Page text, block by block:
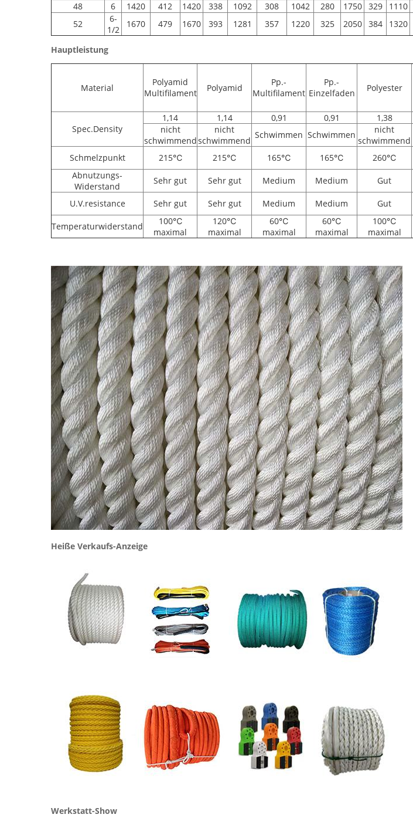
48
6 1420 412 1420 338 1092 308 1042 280 1750 329 1110
52
6-
1/2
1670 479 1670 393 1281 357 1220 325 2050 384 1320
Hauptleistung
Material
Polyamid
Multifilament
Polyamid
Pp.-
Multifilament
Pp.-
Einzelfaden
Polyester
Spec.Density
1,14 1,14 0,91 0,91 1,38
nicht
schwimmend
nicht
schwimmend
Schwimmen Schwimmen
nicht
schwimmend
Schmelzpunkt 215℃ 215℃ 165℃ 165℃ 260℃
Abnutzungs-
Widerstand
Sehr gut Sehr gut Medium Medium Gut
U.V.resistance Sehr gut Sehr gut Medium Medium Gut
Temperaturwiderstand
100℃
maximal
120℃
maximal
60℃
maximal
60℃
maximal
100℃
maximal
Heiße Verkaufs-Anzeige
Werkstatt-Show